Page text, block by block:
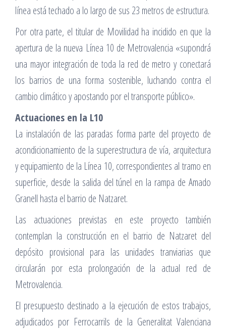
línea está techado a lo largo de sus 23 metros de estructura.
Por otra parte, el titular de Movilidad ha incidido en que la
apertura de la nueva Línea 10 de Metrovalencia «supondrá
una mayor integración de toda la red de metro y conectará
los barrios de una forma sostenible, luchando contra el
cambio climático y apostando por el transporte público».
Actuaciones en la L10
La instalación de las paradas forma parte del proyecto de
acondicionamiento de la superestructura de vía, arquitectura
y equipamiento de la Línea 10, correspondientes al tramo en
superficie, desde la salida del túnel en la rampa de Amado
Granell hasta el barrio de Natzaret.
Las actuaciones previstas en este proyecto también
contemplan la construcción en el barrio de Natzaret del
depósito provisional para las unidades tranviarias que
circularán por esta prolongación de la actual red de
Metrovalencia.
El presupuesto destinado a la ejecución de estos trabajos,
adjudicados por Ferrocarrils de la Generalitat Valenciana